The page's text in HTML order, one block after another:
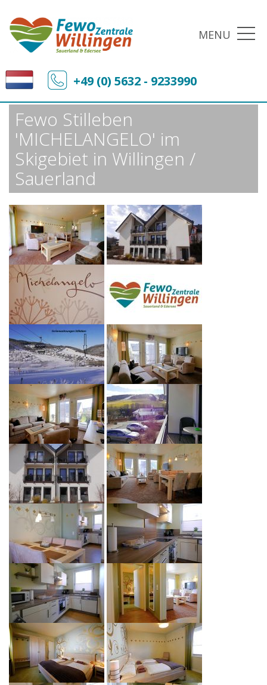
MENU
+49 (0) 5632 - 9233990
Fewo-Zentrale Willingen
Ferienobjekte
Fewo Stilleben 'MICHELANGELO' im Skigebiet in Willingen / Sauerland
Fewo Stilleben
'MICHELANGELO' im
Skigebiet in Willingen /
Sauerland